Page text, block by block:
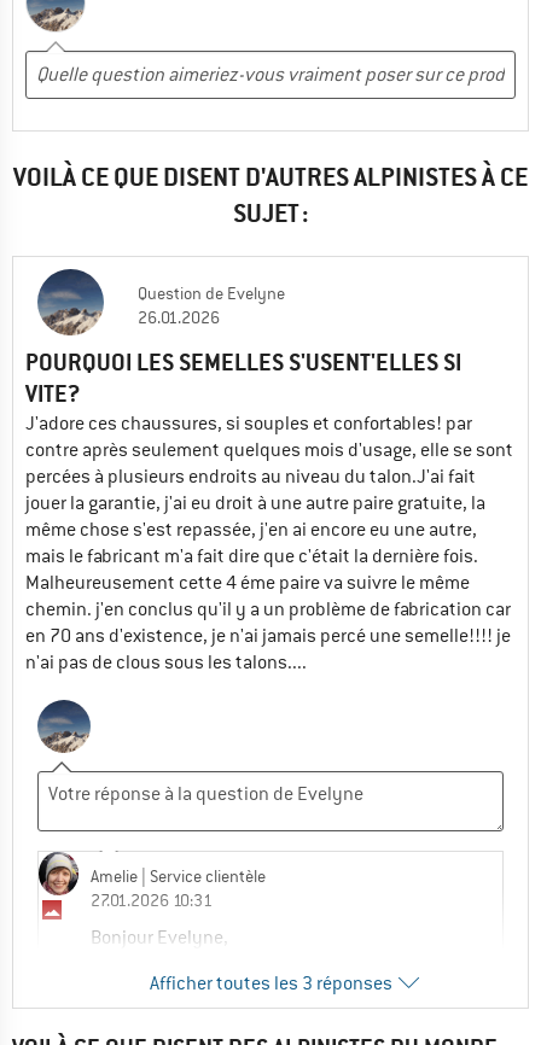
VOILÀ CE QUE DISENT D'AUTRES ALPINISTES À CE
SUJET :
Question de Evelyne
26.01.2026
POURQUOI LES SEMELLES S'USENT'ELLES SI
VITE?
J'adore ces chaussures, si souples et confortables! par
contre après seulement quelques mois d'usage, elle se sont
percées à plusieurs endroits au niveau du talon.J'ai fait
jouer la garantie, j'ai eu droit à une autre paire gratuite, la
même chose s'est repassée, j'en ai encore eu une autre,
mais le fabricant m'a fait dire que c'était la dernière fois.
Malheureusement cette 4 éme paire va suivre le même
chemin. j'en conclus qu'il y a un problème de fabrication car
en 70 ans d'existence, je n'ai jamais percé une semelle!!!! je
n'ai pas de clous sous les talons....
Amelie | Service clientèle
27.01.2026 10:31
Bonjour Evelyne,
Merci pour votre retour d'expérience ! Je
suis néanmoins désolée d'apprendre qu'elle
Afficher toutes les 3 réponses